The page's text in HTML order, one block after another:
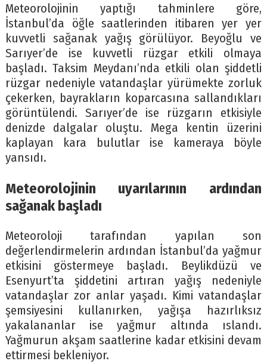
Meteorolojinin yaptığı tahminlere göre,
İstanbul’da öğle saatlerinden itibaren yer yer
kuvvetli sağanak yağış görülüyor. Beyoğlu ve
Sarıyer’de ise kuvvetli rüzgar etkili olmaya
başladı. Taksim Meydanı’nda etkili olan şiddetli
rüzgar nedeniyle vatandaşlar yürümekte zorluk
çekerken, bayrakların koparcasına sallandıkları
görüntülendi. Sarıyer’de ise rüzgarın etkisiyle
denizde dalgalar oluştu. Mega kentin üzerini
kaplayan kara bulutlar ise kameraya böyle
yansıdı.
Meteorolojinin uyarılarının ardından
sağanak başladı
Meteoroloji tarafından yapılan son
değerlendirmelerin ardından İstanbul’da yağmur
etkisini göstermeye başladı. Beylikdüzü ve
Esenyurt’ta şiddetini artıran yağış nedeniyle
vatandaşlar zor anlar yaşadı. Kimi vatandaşlar
şemsiyesini kullanırken, yağışa hazırlıksız
yakalananlar ise yağmur altında ıslandı.
Yağmurun akşam saatlerine kadar etkisini devam
ettirmesi bekleniyor.